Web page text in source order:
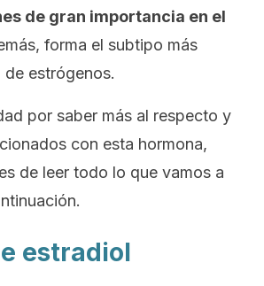
de gran importancia en el
forma el subtipo más
estrógenos.
por saber más al respecto y
con esta hormona,
de leer todo lo que vamos a
estradiol